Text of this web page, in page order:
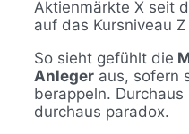
Aktienmärkte X seit
auf das Kursniveau
So sieht gefühlt die
Anleger aus, sofern
berappeln.
durchaus paradox.